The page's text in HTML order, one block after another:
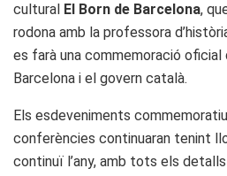
cultural El Born de Barcelona,
rodona amb la professora
es farà una commemoració oficial
Barcelona i el govern català.
Els esdeveniments
conferències continuaran tenint
continuï l’any, amb tots els